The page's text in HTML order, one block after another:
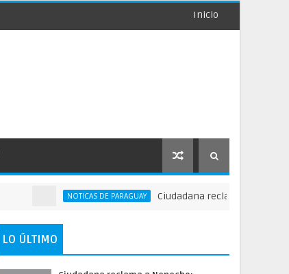
Inicio
NOTICAS DE PARAGUAY Ciudadana reclama a Nenecho:
LO ÚLTIMO